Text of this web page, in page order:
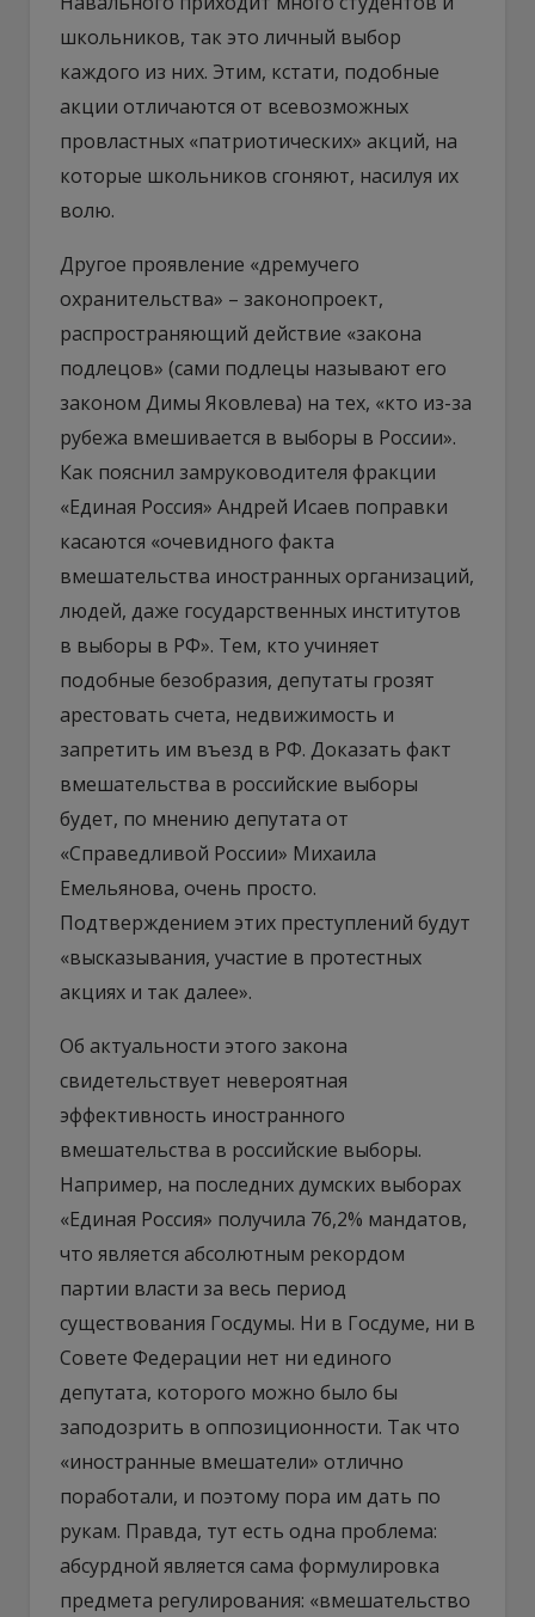
школьников, так это личный выбор
каждого из них. Этим, кстати, подобные
акции отличаются от всевозможных
провластных «патриотических» акций, на
которые школьников сгоняют, насилуя их
волю.
Другое проявление «дремучего
охранительства» – законопроект,
распространяющий действие «закона
подлецов» (сами подлецы называют его
законом Димы Яковлева) на тех, «кто из-за
рубежа вмешивается в выборы в России».
Как пояснил замруководителя фракции
«Единая Россия» Андрей Исаев поправки
касаются «очевидного факта
вмешательства иностранных организаций,
людей, даже государственных институтов
в выборы в РФ». Тем, кто учиняет
подобные безобразия, депутаты грозят
арестовать счета, недвижимость и
запретить им въезд в РФ. Доказать факт
вмешательства в российские выборы
будет, по мнению депутата от
«Справедливой России» Михаила
Емельянова, очень просто.
Подтверждением этих преступлений будут
«высказывания, участие в протестных
акциях и так далее».
Об актуальности этого закона
свидетельствует невероятная
эффективность иностранного
вмешательства в российские выборы.
Например, на последних думских выборах
«Единая Россия» получила 76,2% мандатов,
что является абсолютным рекордом
партии власти за весь период
существования Госдумы. Ни в Госдуме, ни в
Совете Федерации нет ни единого
депутата, которого можно было бы
заподозрить в оппозиционности. Так что
«иностранные вмешатели» отлично
поработали, и поэтому пора им дать по
рукам. Правда, тут есть одна проблема:
абсурдной является сама формулировка
предмета регулирования: «вмешательство